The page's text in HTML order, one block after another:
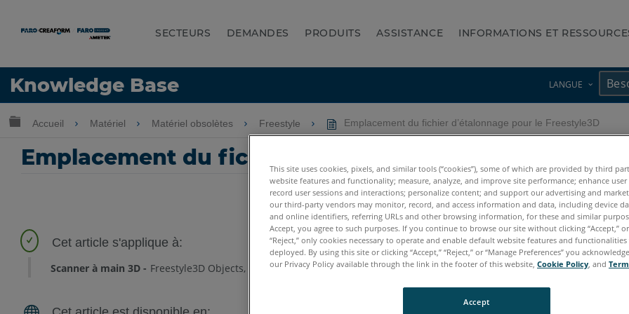
SECTEURS DEMANDES PRODUITS ASSISTANCE INFORMATIONS ET
Knowledge Base LANGUE
LANGUE
Développer/réduire la hiérarchie globale
Accueil Matériel Matériel obsolètes Freestyle Emplacement du fichier d’étalonnage pour le Freestyle3D
Emplacement du fichier d’étalonnage pour le
Scanner à main 3D Freestyle3D Objects Freestyle3D X Freestyle3D
This site uses cookies, pixels, and similar tools (“cookies”), some of which are provided by third
website features and functionality; measure, analyze, and improve site performance; enhance user
record user sessions and interactions; personalize content; and support our advertising and
our third-party vendors may monitor, record, and access information and data, including device
and online identifiers, referring URLs and other browsing information, for these and similar
Accept, you agree to such purposes. If you continue to browse our site without clicking “Accept,”
“Reject,” only cookies necessary to operate and enable default website features and
deployed. By using this site or clicking “Accept,” “Reject,” or “Manage Preferences” you
our Privacy Policy available through the link in the footer of this website, Cookie Policy, and
Accept